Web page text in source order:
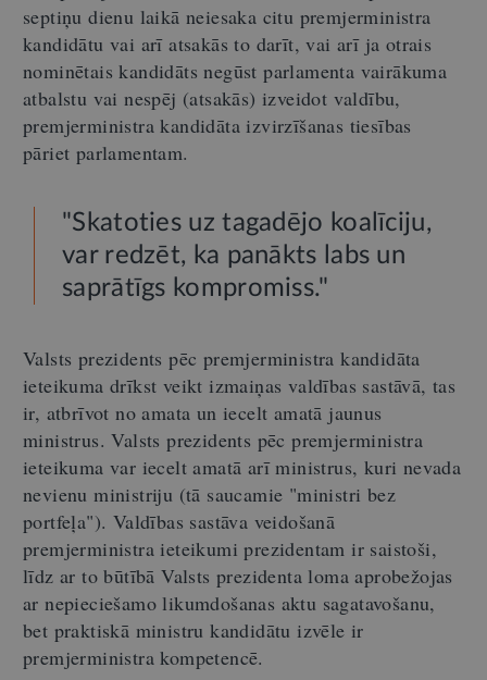
septiņu dienu laikā neiesaka citu premjerministra
kandidātu vai arī atsakās to darīt, vai arī ja otrais
nominētais kandidāts negūst parlamenta vairākuma
atbalstu vai nespēj (atsakās) izveidot valdību,
premjerministra kandidāta izvirzīšanas tiesības
pāriet parlamentam.
"Skatoties uz tagadējo koalīciju,
var redzēt, ka panākts labs un
saprātīgs kompromiss."
Valsts prezidents pēc premjerministra kandidāta
ieteikuma drīkst veikt izmaiņas valdības sastāvā, tas
ir, atbrīvot no amata un iecelt amatā jaunus
ministrus. Valsts prezidents pēc premjerministra
ieteikuma var iecelt amatā arī ministrus, kuri nevada
nevienu ministriju (tā saucamie "ministri bez
portfeļa"). Valdības sastāva veidošanā
premjerministra ieteikumi prezidentam ir saistoši,
līdz ar to būtībā Valsts prezidenta loma aprobežojas
ar nepieciešamo likumdošanas aktu sagatavošanu,
bet praktiskā ministru kandidātu izvēle ir
premjerministra kompetencē.